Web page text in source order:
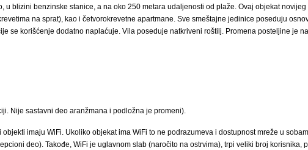
u blizini benzinske stanice, a na oko 250 metara udaljenosti od plaže. Ovaj objekat
na sprat), kao i četvorokrevetne apartmane. Sve smeštajne jedinice poseduju
se korišćenje dodatno naplaćuje. Vila poseduje natkriveni roštilj. Promena posteljine je
Nije sastavni deo aranžmana i podložna je promeni).
imaju WiFi. Ukoliko objekat ima WiFi to ne podrazumeva i dostupnost mreže u
deo). Takođe, WiFi je uglavnom slab (naročito na ostrvima), trpi veliki broj korisnika,